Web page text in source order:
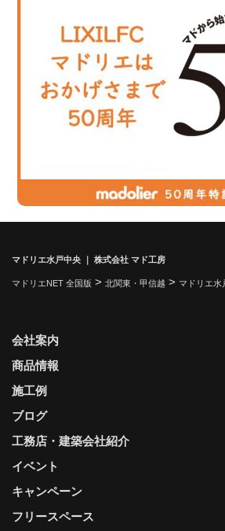
マドリエ水戸中央 ｜ 株式会社 マド工房
マドリエNET 全国版 > 北関東・甲信越 > マドリエ水
会社案内
商品情報
施工例
ブログ
工務店・建築会社紹介
イベント
キャンペーン
フリースペース